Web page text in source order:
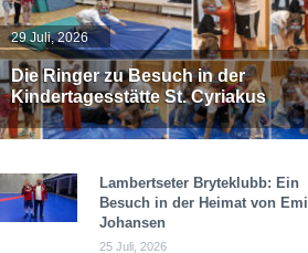
Die Ringer zu Besuch in der
Kindertagesstätte St. Cyriakus
29 Juli, 2026
Lambertseter Bryteklubb: Ein
Besuch in der Heimat von Emil
Johansen
25 Juli, 2026